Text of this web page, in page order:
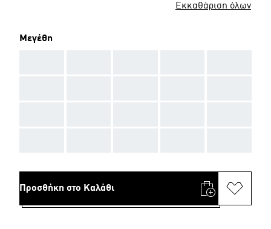
Εκκαθάριση όλων
Μεγέθη
Προσθήκη στο Καλάθι